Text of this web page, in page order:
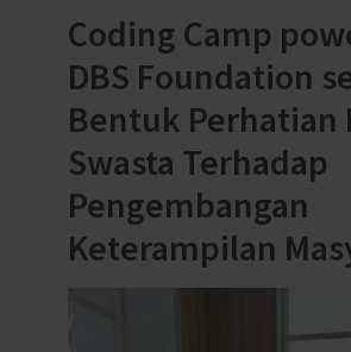
Coding Camp
DBS Foundation
Bentuk Perhatian
Swasta Terhadap
Pengembangan
Keterampilan